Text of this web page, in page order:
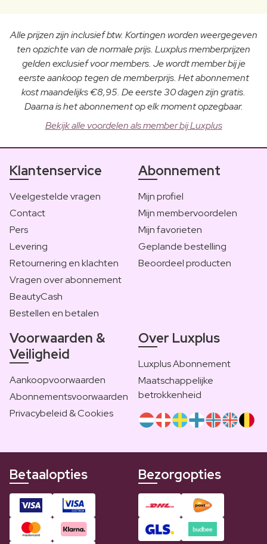
Alle prijzen zijn inclusief btw. Kortingen worden weergegeven
ten opzichte van de normale prijs. Luxplus memberprijzen
gelden exclusief voor members. Je wordt member bij je
eerste aankoop tegen de memberprijs. Het abonnement
kost maandelijks €8,95. De eerste 30 dagen zijn gratis.
Daarna is het abonnement op elk moment opzegbaar.
Bekijk alle voordelen als member bij Luxplus
Klantenservice
Veelgestelde vragen
Contact
Pers
Levering
Retournering en klachten
Vragen over abonnement
BeautyCash
Bestellen en betalen
Abonnement
Mijn profiel
Mijn membervoordelen
Mijn favorieten
Geplande bestelling
Beoordeel producten
Voorwaarden &
Veiligheid
Aankoopvoorwaarden
Abonnementsvoorwaarden
Privacybeleid & Cookies
Over Luxplus
Luxplus Abonnement
Maatschappelijke
betrokkenheid
Betaalopties Bezorgopties